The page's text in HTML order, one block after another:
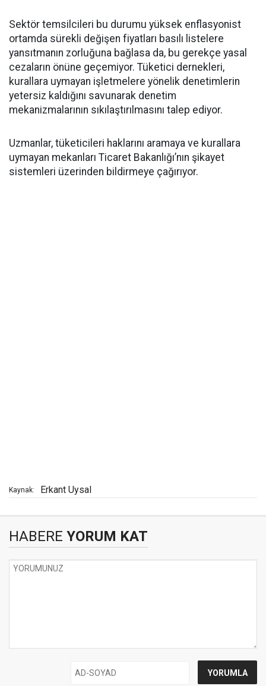
Sektör temsilcileri bu durumu yüksek enflasyonist
ortamda sürekli değişen fiyatları basılı listelere
yansıtmanın zorluğuna bağlasa da, bu gerekçe yasal
cezaların önüne geçemiyor. Tüketici dernekleri,
kurallara uymayan işletmelere yönelik denetimlerin
yetersiz kaldığını savunarak denetim
mekanizmalarının sıkılaştırılmasını talep ediyor.
Uzmanlar, tüketicileri haklarını aramaya ve kurallara
uymayan mekanları Ticaret Bakanlığı’nın şikayet
sistemleri üzerinden bildirmeye çağırıyor.
Kaynak: Erkant Uysal
HABERE YORUM KAT